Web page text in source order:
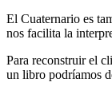
El Cuaternario es
nos facilita la
Para reconstruir el
un libro podríamos